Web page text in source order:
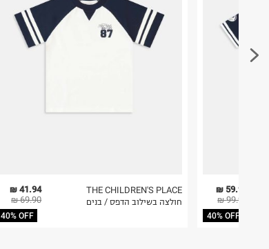
41.94 ₪
69.90 ₪
40% OFF
THE CHILDREN'S PLACE
חולצה בשילוב הדפס / בנים
59.94 ₪
99.90 ₪
40% OFF